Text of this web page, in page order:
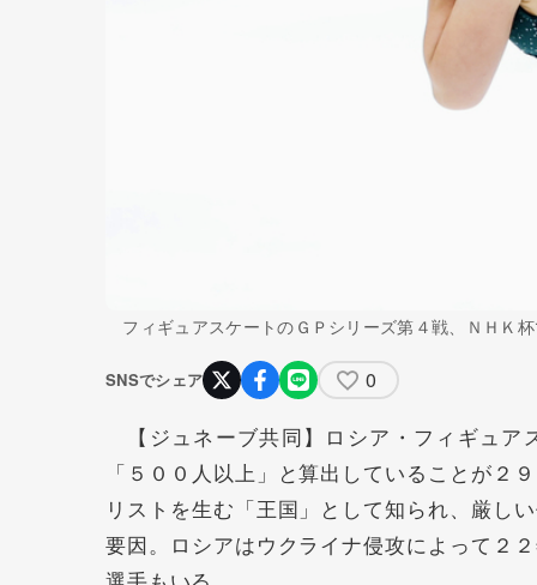
フィギュアスケートのＧＰシリーズ第４戦、ＮＨＫ
SNSでシェア 0
【ジュネーブ共同】ロシア・フィギュア
「５００人以上」と算出していることが２
リストを生む「王国」として知られ、厳し
要因。ロシアはウクライナ侵攻によって２